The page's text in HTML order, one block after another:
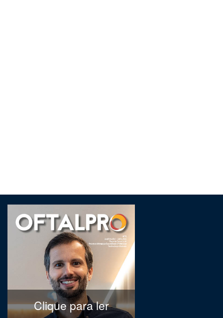
Clique para ler